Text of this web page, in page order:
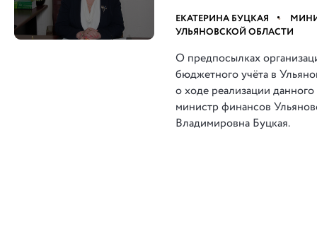
ЕКАТЕРИНА БУЦКАЯ •
УЛЬЯНОВСКОЙ ОБЛАСТИ
О предпосылках
бюджетного учёта в
о ходе реализации данного
министр финансов
Владимировна Буцкая.